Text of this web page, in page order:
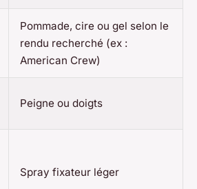
Pommade, cire ou gel selon le
rendu recherché (ex :
American Crew)
Peigne ou doigts
Spray fixateur léger